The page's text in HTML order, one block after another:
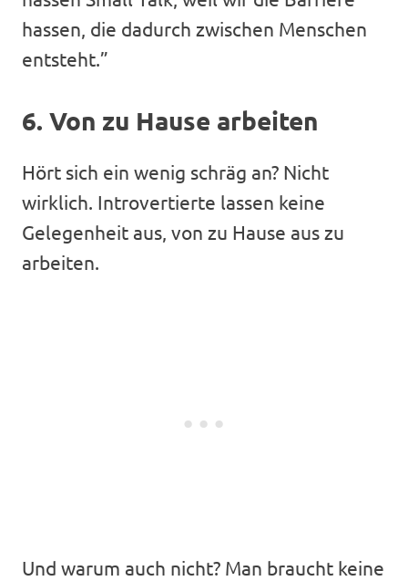
hassen, die dadurch zwischen Menschen
entsteht.”
6. Von zu Hause arbeiten
Hört sich ein wenig schräg an? Nicht
wirklich. Introvertierte lassen keine
Gelegenheit aus, von zu Hause aus zu
arbeiten.
Und warum auch nicht? Man braucht keine